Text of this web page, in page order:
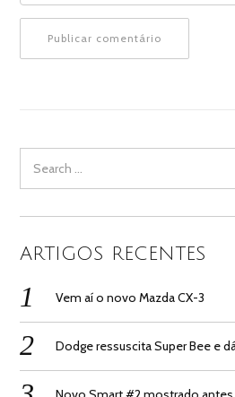
for:
ARTIGOS RECENTES
Vem aí o novo Mazda CX-3
Dodge ressuscita Super Bee e